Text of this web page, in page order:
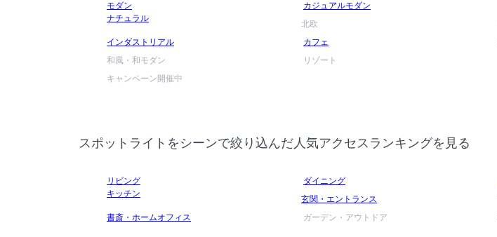
モダン カジュアルモダン
ナチュラル
北欧
インダストリアル
カフェ
和風・和モダン
リゾート
キャンペーン開催中
スポットライトをシーンで絞り込んだ人気アクセスランキングを見る
リビング ダイニング
キッチン
玄関・エントランス
書斎・ホームオフィス
ガーデン・アウトドア